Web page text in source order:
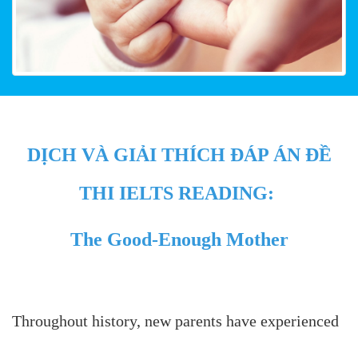
DỊCH VÀ GIẢI THÍCH ĐÁP ÁN ĐỀ
THI IELTS READING:
The Good-Enough Mother
Throughout history, new parents have experienced